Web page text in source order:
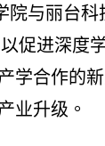
院与丽台科
促进深度
学合作的
业升级。